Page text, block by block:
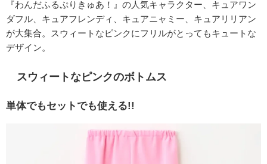
『わんだふるぷりきゅあ！』の人気キャラクター、キュアワン
ダフル、キュアフレンディ、キュアニャミー、キュアリリアン
が大集合。スウィートなピンクにフリルがとってもキュートな
デザイン。
スウィートなピンクのボトムス
単体でもセットでも使える!!